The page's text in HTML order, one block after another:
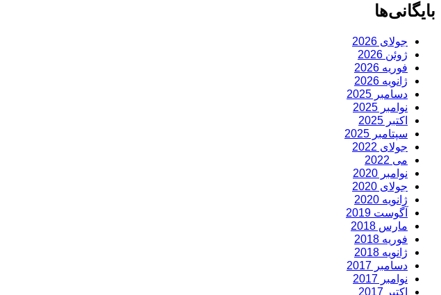
بایگانی‌ها
جولای 2026
ژوئن 2026
فوریه 2026
ژانویه 2026
دسامبر 2025
نوامبر 2025
اکتبر 2025
سپتامبر 2025
جولای 2022
می 2022
نوامبر 2020
جولای 2020
ژانویه 2020
آگوست 2019
مارس 2018
فوریه 2018
ژانویه 2018
دسامبر 2017
نوامبر 2017
اکتبر 2017